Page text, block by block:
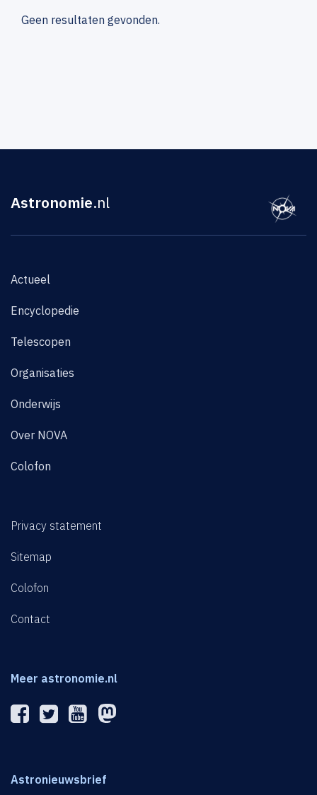
Geen resultaten gevonden.
Astronomie.nl
Actueel
Encyclopedie
Telescopen
Organisaties
Onderwijs
Over NOVA
Colofon
Privacy statement
Sitemap
Colofon
Contact
Meer astronomie.nl
Astronieuwsbrief